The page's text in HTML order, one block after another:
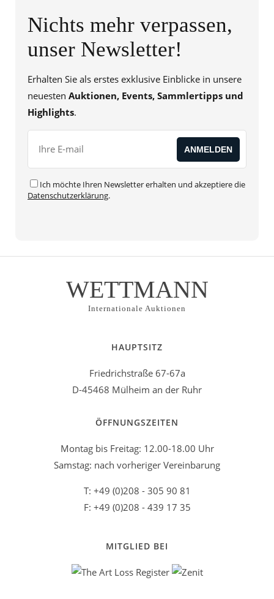
Nichts mehr verpassen,
unser Newsletter!
Erhalten Sie als erstes exklusive Einblicke in unsere
neuesten Auktionen, Events, Sammlertipps und
Highlights.
Ich möchte Ihren Newsletter erhalten und akzeptiere die
Datenschutzerklärung.
WETTMANN
Internationale Auktionen
HAUPTSITZ
Friedrichstraße 67-67a
D-45468 Mülheim an der Ruhr
ÖFFNUNGSZEITEN
Montag bis Freitag: 12.00-18.00 Uhr
Samstag: nach vorheriger Vereinbarung
T: +49 (0)208 - 305 90 81
F: +49 (0)208 - 439 17 35
MITGLIED BEI